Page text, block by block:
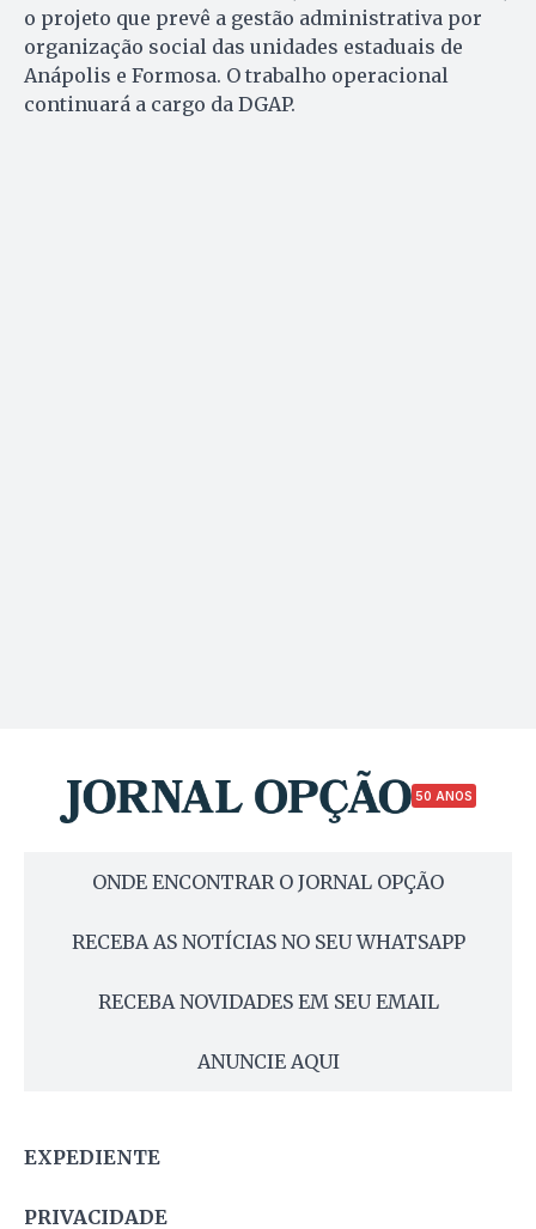
o projeto que prevê a gestão administrativa por
organização social das unidades estaduais de
Anápolis e Formosa. O trabalho operacional
continuará a cargo da DGAP.
50 ANOS
ONDE ENCONTRAR O JORNAL OPÇÃO
RECEBA AS NOTÍCIAS NO SEU WHATSAPP
RECEBA NOVIDADES EM SEU EMAIL
ANUNCIE AQUI
EXPEDIENTE
PRIVACIDADE